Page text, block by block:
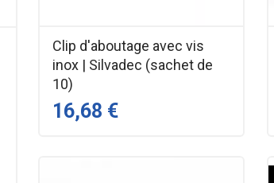
Clip d'aboutage avec vis
inox | Silvadec (sachet de
10)
16,68 €